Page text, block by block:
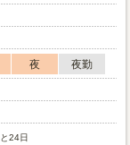
夜
夜勤
24日